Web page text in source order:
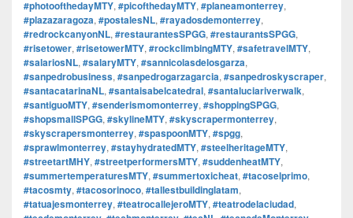
#photoofthedayMTY, #picofthedayMTY, #planeamonterrey,
#plazazaragoza, #postalesNL, #rayadosdemonterrey,
#redrockcanyonNL, #restaurantesSPGG, #restaurantsSPGG,
#risetower, #risetowerMTY, #rockclimbingMTY, #safetravelMTY,
#salariosNL, #salaryMTY, #sannicolasdelosgarza,
#sanpedrobusiness, #sanpedrogarzagarcia, #sanpedroskyscraper,
#santacatarinaNL, #santaisabelcatedral, #santaluciariverwalk,
#santiguoMTY, #senderismomonterrey, #shoppingSPGG,
#shopsmallSPGG, #skylineMTY, #skyscrapermonterrey,
#skyscrapersmonterrey, #spaspoonMTY, #spgg,
#sprawlmonterrey, #stayhydratedMTY, #steelheritageMTY,
#streetartMHY, #streetperformersMTY, #suddenheatMTY,
#summertemperaturesMTY, #summertoxicheat, #tacoselprimo,
#tacosmty, #tacosorinoco, #tallestbuildinglatam,
#tatuajesmonterrey, #teatrocallejeroMTY, #teatrodelaciudad,